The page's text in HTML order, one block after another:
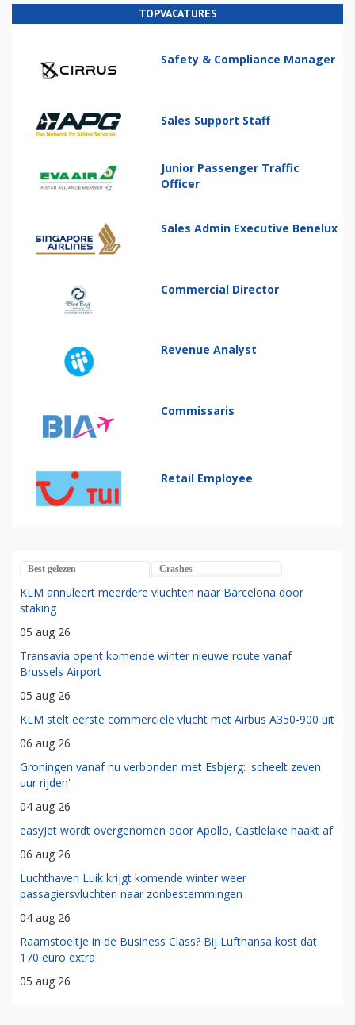
TOPVACATURES
Safety & Compliance Manager
Sales Support Staff
Junior Passenger Traffic
Officer
Sales Admin Executive Benelux
Commercial Director
Revenue Analyst
Commissaris
Retail Employee
Best gelezen Crashes
KLM annuleert meerdere vluchten naar Barcelona door
staking
05 aug 26
Transavia opent komende winter nieuwe route vanaf
Brussels Airport
05 aug 26
KLM stelt eerste commerciële vlucht met Airbus A350-900 uit
06 aug 26
Groningen vanaf nu verbonden met Esbjerg: 'scheelt zeven
uur rijden'
04 aug 26
easyJet wordt overgenomen door Apollo, Castlelake haakt af
06 aug 26
Luchthaven Luik krijgt komende winter weer
passagiersvluchten naar zonbestemmingen
04 aug 26
Raamstoeltje in de Business Class? Bij Lufthansa kost dat
170 euro extra
05 aug 26